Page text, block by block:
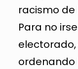
racismo
Para no
ordenando